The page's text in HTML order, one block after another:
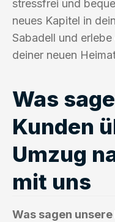
stressfrei und
neues Kapitel in
Sabadell und
deiner neuen
Was
Kunden
Umzug
mit uns
Was sagen